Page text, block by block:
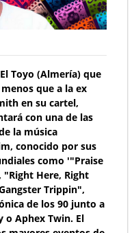
Toyo (Almería) que
que a la ex
en su cartel,
con una de las
la música
conocido por sus
como '"Praise
Here, Right
Trippin",
de los 90 junto a
o Aphex Twin. El